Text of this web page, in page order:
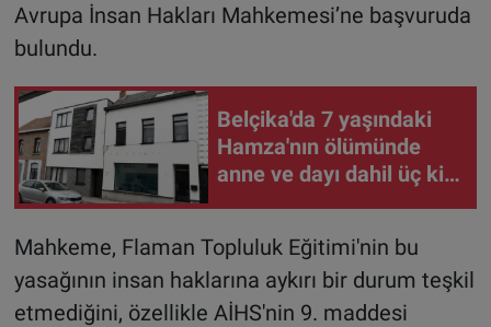
Avrupa İnsan Hakları Mahkemesi’ne başvuruda
bulundu.
Belçika'da 7 yaşındaki
Hamza'nın ölümünde
anne ve dayı dahil üç kişi
Mahkeme, Flaman Topluluk Eğitimi'nin bu
yasağının insan haklarına aykırı bir durum teşkil
etmediğini, özellikle AİHS'nin 9. maddesi